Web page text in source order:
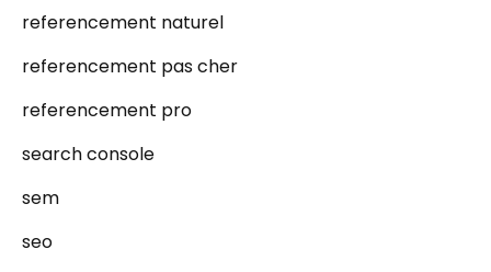
referencement naturel
referencement pas cher
referencement pro
search console
sem
seo